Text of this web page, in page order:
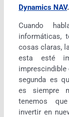
Dynamics NAV.
Cuando
informáticas,
cosas claras,
esta esté
imprescindible
segunda es
es siempre
tenemos
invertir en